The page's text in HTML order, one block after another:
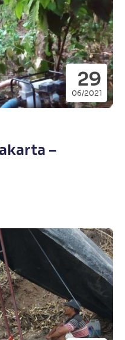
29
06/2021
–